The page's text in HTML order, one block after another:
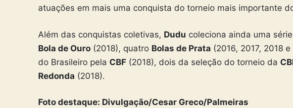
atuações em mais uma conquista do torneio mais importante
Além das conquistas coletivas, Dudu coleciona ainda uma
Bola de Ouro (2018), quatro Bolas de Prata (2016, 2017, 2018
do Brasileiro pela CBF (2018), dois da seleção do torneio da
Redonda (2018).
Foto destaque: Divulgação/Cesar Greco/Palmeiras